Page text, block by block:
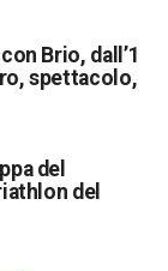
Brio, dall’1
spettacolo,
del
del